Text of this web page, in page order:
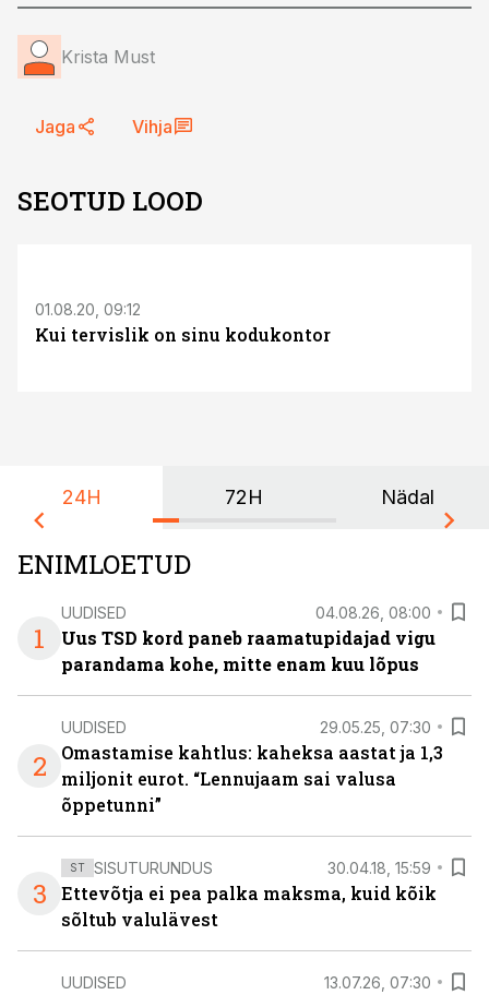
Krista Must
Jaga Vihja
SEOTUD LOOD
01.08.20, 09:12
Kui tervislik on sinu kodukontor
24H 72H Nädal
ENIMLOETUD
1
UUDISED 04.08.26, 08:00
Uus TSD kord paneb raamatupidajad vigu
parandama kohe, mitte enam kuu lõpus
2
UUDISED 29.05.25, 07:30
Omastamise kahtlus: kaheksa aastat ja 1,3
miljonit eurot. “Lennujaam sai valusa
õppetunni”
3
ST SISUTURUNDUS 30.04.18, 15:59
Ettevõtja ei pea palka maksma, kuid kõik
sõltub valulävest
UUDISED 13.07.26, 07:30